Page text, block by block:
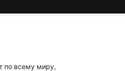
по всему миру,